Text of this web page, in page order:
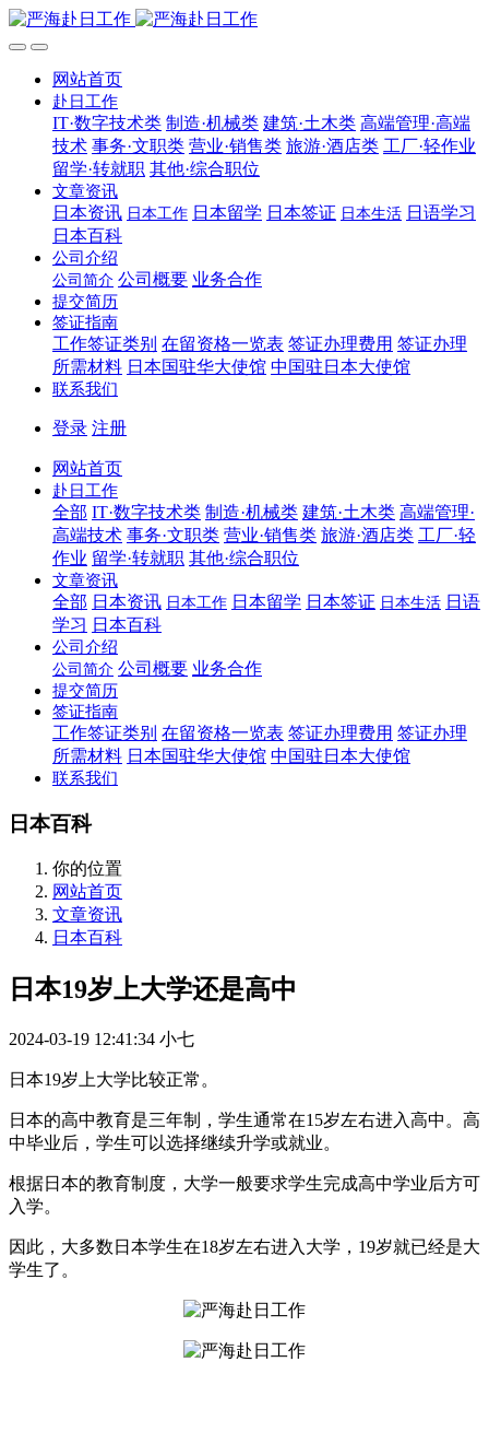
网站首页
赴日工作
IT·数字技术类 制造·机械类 建筑·土木类 高端管理·高端
技术 事务·文职类 营业·销售类 旅游·酒店类 工厂·轻作业
留学·转就职 其他·综合职位
文章资讯
日本资讯 日本工作 日本留学 日本签证 日本生活 日语学习
日本百科
公司介绍
公司简介 公司概要 业务合作
提交简历
签证指南
工作签证类别 在留资格一览表 签证办理费用 签证办理
所需材料 日本国驻华大使馆 中国驻日本大使馆
联系我们
登录 注册
网站首页
赴日工作
全部 IT·数字技术类 制造·机械类 建筑·土木类 高端管理·
高端技术 事务·文职类 营业·销售类 旅游·酒店类 工厂·轻
作业 留学·转就职 其他·综合职位
文章资讯
全部 日本资讯 日本工作 日本留学 日本签证 日本生活 日语
学习 日本百科
公司介绍
公司简介 公司概要 业务合作
提交简历
签证指南
工作签证类别 在留资格一览表 签证办理费用 签证办理
所需材料 日本国驻华大使馆 中国驻日本大使馆
联系我们
日本百科
你的位置
网站首页
文章资讯
日本百科
日本19岁上大学还是高中
2024-03-19 12:41:34 小七
日本19岁上大学比较正常。
日本的高中教育是三年制，学生通常在15岁左右进入高中。高
中毕业后，学生可以选择继续升学或就业。
根据日本的教育制度，大学一般要求学生完成高中学业后方可
入学。
因此，大多数日本学生在18岁左右进入大学，19岁就已经是大
学生了。